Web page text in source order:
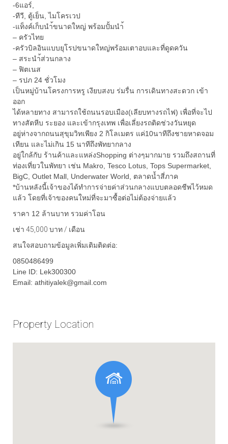
-6แอร์,
-ทีวี, ตู้เย็น, ไมโครเวป
-แท็งค์เก็บนำ้ขนาดใหญ่ พร้อมปั้มนำ้
– ครัวไทย
-ครัวบิลอินแบบยุโรปขนาดใหญ่พร้อมเตาอบและที่ดูดควัน
– สระนำ้ส่วนกลาง
– ฟิตเนส
– รปภ 24 ชั่วโมง
เป็นหมู่บ้านโครงการหรู เงียบสงบ ร่มรื่น การเดินทางสะดวก เข้า
ออก
ได้หลายทาง สามารถใช้ถนนรอบเมือง(เลียบทางรถไฟ) เพื่อที่จะไป
ทางสัตหีบ ระยอง และเข้ากรุงเทพ เพื่อเลี่ยงรถติดช่วงวันหยุด
อยู่ห่างจากถนนสุขุมวิทเพียง 2 กิโลเมตร แค่10นาทีถึงชายหาดจอม
เทียน และไม่เกิน 15 นาทีถึงพัทยากลาง
อยู่ใกล้กับ ร้านค้าและแหล่งShopping ต่างๆมากมาย รวมถึงสถานที่
ท่องเที่ยวในพัทยา เช่น Makro, Tesco Lotus, Tops Supermarket,
BigC, Outlet Mall, Underwater World, ตลาดน้ำสี่ภาค
*บ้านหลังนี้เจ้าของได้ทำการจ่ายค่าส่วนกลางแบบตลอดชีพไว้หมด
แล้ว โดยที่เจ้าของคนใหม่ที่จะมาซื้อต่อไม่ต้องจ่ายแล้ว
ราคา 12 ล้านบาท รวมค่าโอน
เช่า 45,000 บาท / เดือน
สนใจสอบถามข้อมูลเพิ่มเติมติดต่อ:
0850486499
Line ID: Lek300300
Email: athitiyalek@gmail.com
Property Location